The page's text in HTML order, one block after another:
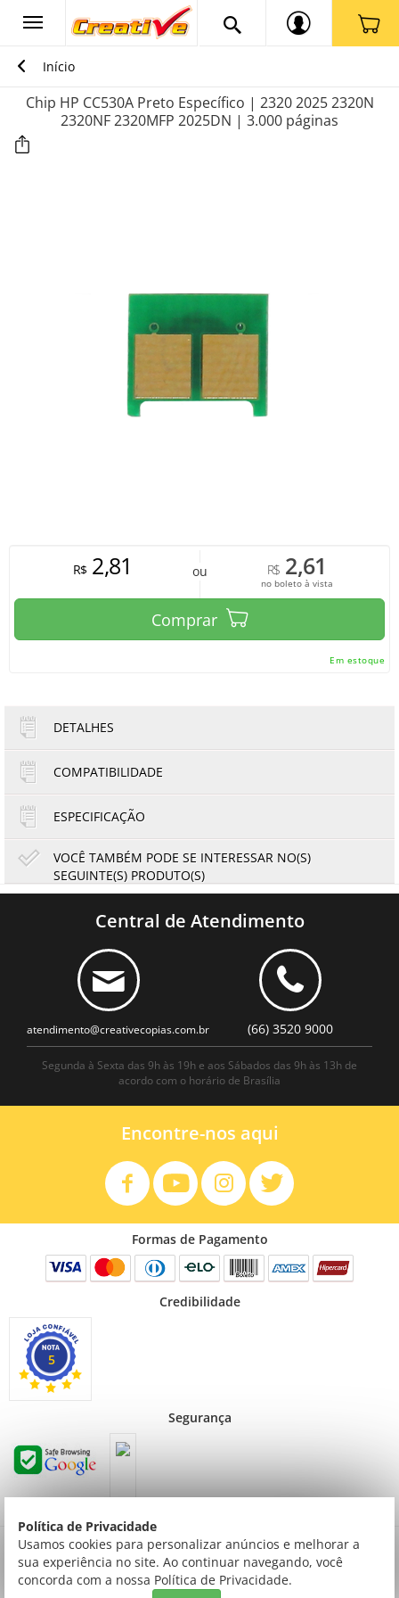
Política de Privacidade
Usamos cookies para personalizar anúncios e melhorar a
sua experiência no site. Ao continuar navegando, você
concorda com a nossa Política de Privacidade.
Início
Chip HP CC530A Preto Específico | 2320 2025 2320N
2320NF 2320MFP 2025DN | 3.000 páginas
R$2,81 ou R$ 2,61
no boleto à vista
Comprar
Em estoque
DETALHES
COMPATIBILIDADE
ESPECIFICAÇÃO
VOCÊ TAMBÉM PODE SE INTERESSAR NO(S)
SEGUINTE(S) PRODUTO(S)
MP2851 MP3350 | Katun Performance
R$79,31
R$ 13,22 no cartão
R$73,76
no boleto à vista
Central de Atendimento
atendimento@creativecopias.com.br (66) 3520 9000
Segunda à Sexta das 9h às 19h e aos Sábados das 9h às 13h de
acordo com o horário de Brasília
Encontre-nos aqui
Formas de Pagamento
Credibilidade
5
Segurança
Preços válidos para consumidor final não contribuinte. Preços exclusivos para compras
via internet.
© Todos os direitos reservados | Creative Cópias LTDA | Av. ingás, 2314 Setor Comercial
| Sinop/MT | 78550-092 | Tel: (066) 3520-9000 | CNPJ: 03.769.753/0001-54